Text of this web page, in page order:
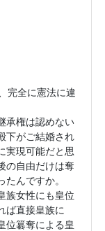
完全に憲法に違
承権は認めない
下がご結婚され
実現可能だと思
の自由だけは奪
んですか。
族女性にも皇位
ば直接皇族に
位簒奪による皇